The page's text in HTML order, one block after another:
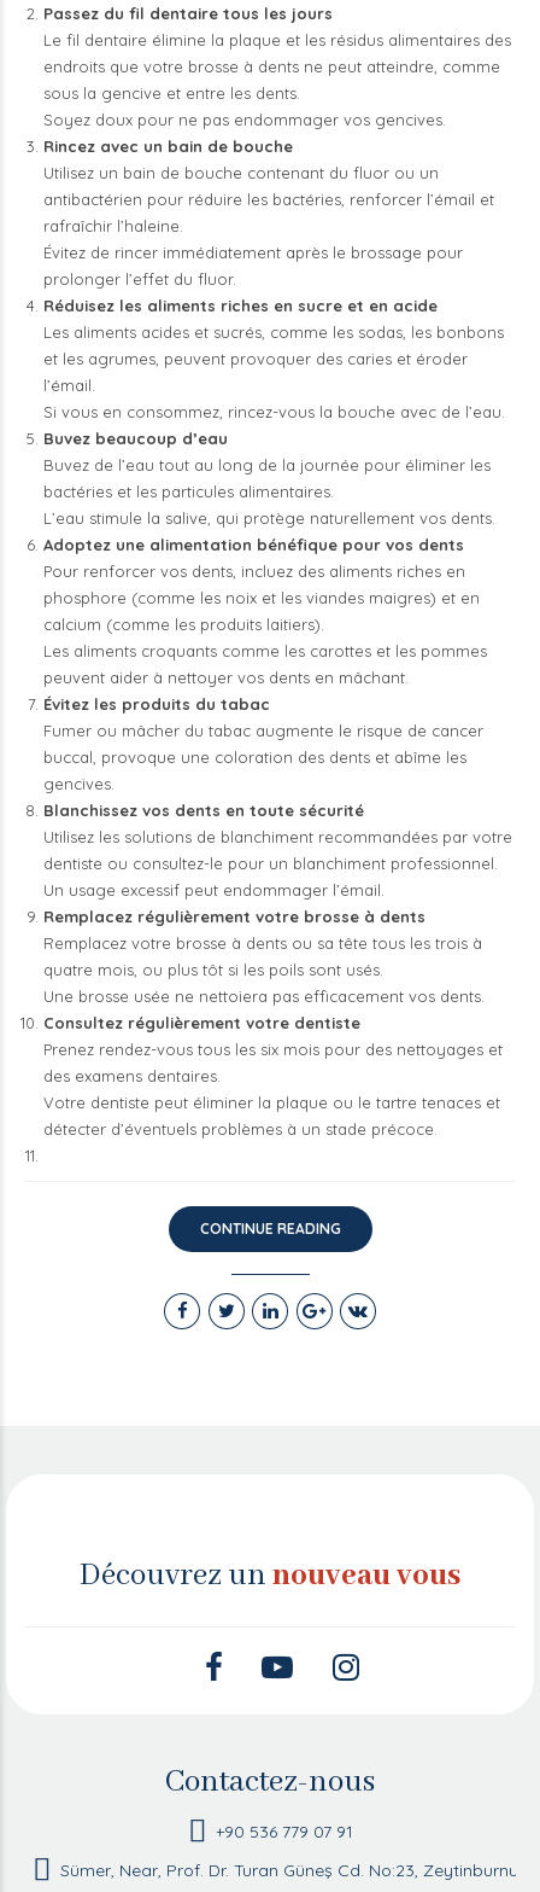
Passez du fil dentaire tous les jours
Le fil dentaire élimine la plaque et les résidus alimentaires des
endroits que votre brosse à dents ne peut atteindre, comme
sous la gencive et entre les dents.
Soyez doux pour ne pas endommager vos gencives.
Rincez avec un bain de bouche
Utilisez un bain de bouche contenant du fluor ou un
antibactérien pour réduire les bactéries, renforcer l’émail et
rafraîchir l’haleine.
Évitez de rincer immédiatement après le brossage pour
prolonger l’effet du fluor.
Réduisez les aliments riches en sucre et en acide
Les aliments acides et sucrés, comme les sodas, les bonbons
et les agrumes, peuvent provoquer des caries et éroder
l’émail.
Si vous en consommez, rincez-vous la bouche avec de l’eau.
Buvez beaucoup d’eau
Buvez de l’eau tout au long de la journée pour éliminer les
bactéries et les particules alimentaires.
L’eau stimule la salive, qui protège naturellement vos dents.
Adoptez une alimentation bénéfique pour vos dents
Pour renforcer vos dents, incluez des aliments riches en
phosphore (comme les noix et les viandes maigres) et en
calcium (comme les produits laitiers).
Les aliments croquants comme les carottes et les pommes
peuvent aider à nettoyer vos dents en mâchant.
Évitez les produits du tabac
Fumer ou mâcher du tabac augmente le risque de cancer
buccal, provoque une coloration des dents et abîme les
gencives.
Blanchissez vos dents en toute sécurité
Utilisez les solutions de blanchiment recommandées par votre
dentiste ou consultez-le pour un blanchiment professionnel.
Un usage excessif peut endommager l’émail.
Remplacez régulièrement votre brosse à dents
Remplacez votre brosse à dents ou sa tête tous les trois à
quatre mois, ou plus tôt si les poils sont usés.
Une brosse usée ne nettoiera pas efficacement vos dents.
Consultez régulièrement votre dentiste
Prenez rendez-vous tous les six mois pour des nettoyages et
des examens dentaires.
Votre dentiste peut éliminer la plaque ou le tartre tenaces et
détecter d’éventuels problèmes à un stade précoce.
CONTINUE READING
Découvrez unnouveau vous
Contactez-nous
+90 536 779 07 91
Sümer, Near, Prof. Dr. Turan Güneş Cd. No:23, Zeytinburnu/